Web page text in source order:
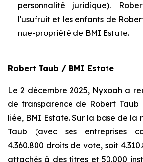
personnalité juridique).
l'usufruit et les enfants de
nue-propriété de BMI Estate.
Robert Taub / BMI Estate
Le 2 décembre 2025, Nyxoah a
de transparence de Robert Taub
liée, BMI Estate. Sur la base de la
Taub (avec ses entreprises
4.360.800 droits de vote, soit
attachés à des titres et 50.000